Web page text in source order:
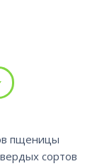
пщеницы
сортов